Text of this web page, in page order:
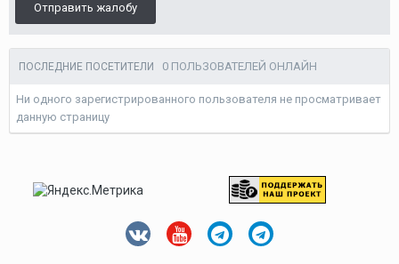
Отправить жалобу
ПОСЛЕДНИЕ ПОСЕТИТЕЛИ 0 ПОЛЬЗОВАТЕЛЕЙ ОНЛАЙН
Ни одного зарегистрированного пользователя не просматривает
данную страницу